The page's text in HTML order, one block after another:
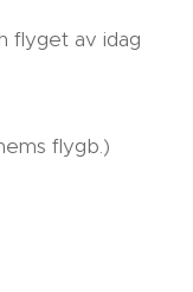
flyget av idag
flygb.)